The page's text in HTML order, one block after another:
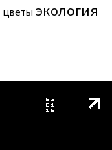
цветы экология